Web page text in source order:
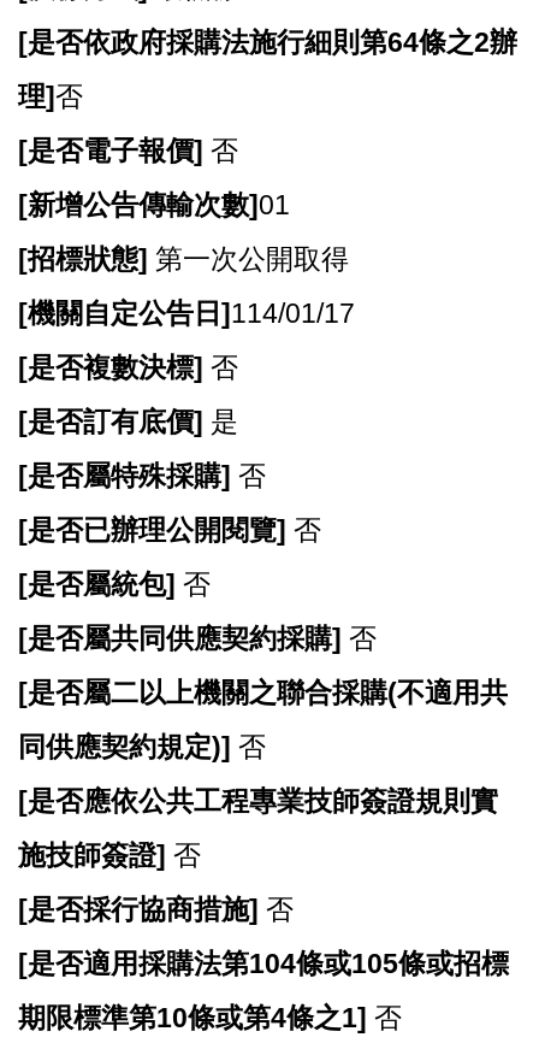
[是否依政府採購法施行細則第64條之2辦
理]否
[是否電子報價] 否
[新增公告傳輸次數]01
[招標狀態] 第一次公開取得
[機關自定公告日]114/01/17
[是否複數決標] 否
[是否訂有底價] 是
[是否屬特殊採購] 否
[是否已辦理公開閱覽] 否
[是否屬統包] 否
[是否屬共同供應契約採購] 否
[是否屬二以上機關之聯合採購(不適用共
同供應契約規定)] 否
[是否應依公共工程專業技師簽證規則實
施技師簽證] 否
[是否採行協商措施] 否
[是否適用採購法第104條或105條或招標
期限標準第10條或第4條之1] 否